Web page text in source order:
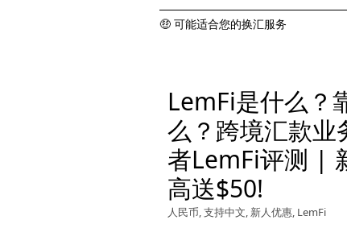
🤑 可能适合您的换汇服务
LemFi是什么？
么？跨境汇款业
者LemFi评测 |
高送$50!
人民币,支持中文, 新人优惠, LemFi